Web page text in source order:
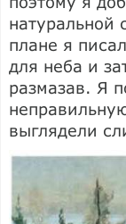
натуральной
плане я
для неба и
размазав. Я
выглядели